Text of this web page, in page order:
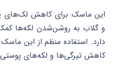
این ماسک برای کاهش لک‌های
و گلاب به روشن‌شدن لکه‌ها
دارد. استفاده منظم از این
کاهش تیرگی‌ها و لکه‌های